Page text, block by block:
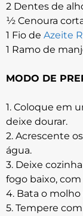
2 Dentes de
½ Cenoura
1 Fio de Azeite
1 Ramo de
MODO DE
1. Coloque em
deixe dourar.
2. Acrescente
água.
3. Deixe
fogo baixo,
4. Bata o
5. Tempere